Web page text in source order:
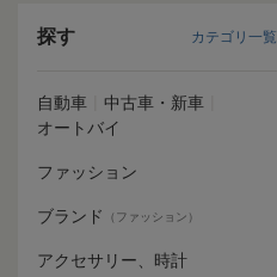
探す カテゴリ一覧
自動車 中古車・新車
オートバイ
ファッション
ブランド （ファッション）
アクセサリー、時計